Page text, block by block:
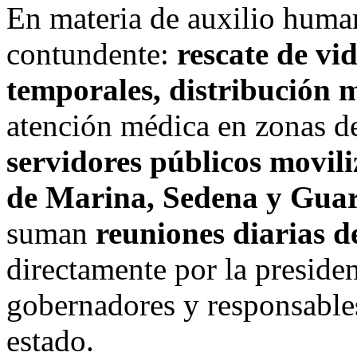
En materia de auxilio
contundente: rescate de
temporales, distribución
atención médica en zonas
servidores públicos
de Marina, Sedena y
suman reuniones diarias
directamente por la
gobernadores y
estado.